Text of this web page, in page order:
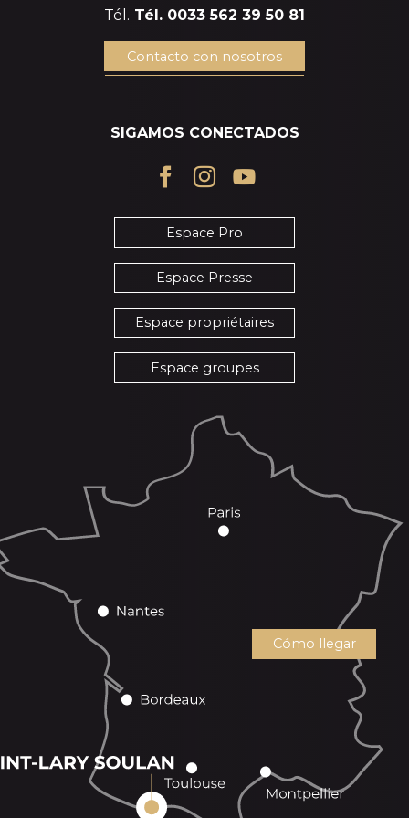
Tél. Tél. 0033 562 39 50 81
Contacto con nosotros
SIGAMOS CONECTADOS
Espace Pro
Espace Presse
Espace propriétaires
Espace groupes
Cómo llegar